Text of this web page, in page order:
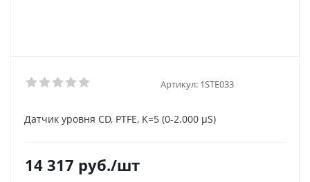
Артикул: 1STE033
Датчик уровня CD, PTFE, K=5 (0-2.000 µS)
14 317 руб./шт